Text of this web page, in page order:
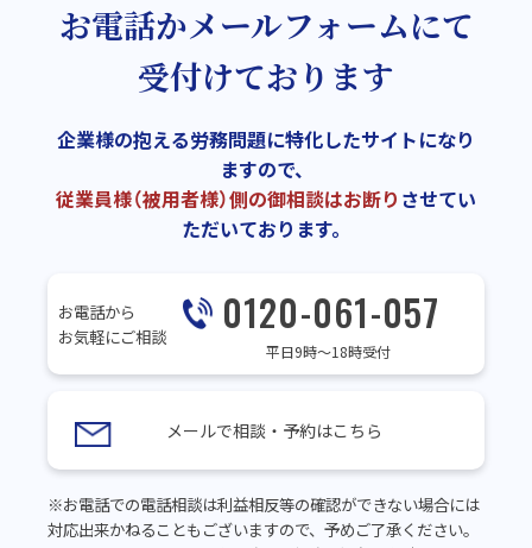
お電話かメールフォームにて
受付けております
企業様の抱える労務問題に特化したサイトになり
ますので、
従業員様（被用者様）側の御相談はお断り させてい
ただいております。
お電話から
お気軽にご相談
0120-061-057
平日9時～18時受付
メールで相談・予約はこちら
※お電話での電話相談は利益相反等の確認ができない場合には
対応出来かねることもございますので、予めご了承ください。